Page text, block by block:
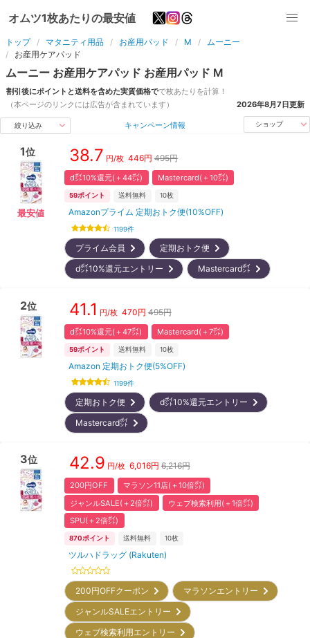
オムツ1枚あたりの最安値
トップ マタニティ用品 お産用パッド M
ムーニー
お産用ケアパッド
ムーニー お産用ケアパッド お産用パッド M
割引後にポイントと送料を含めた実質価格でで枚あたりを計算！
（本ページのリンクには広告が含まれています）
2026年8月7日更新
絞り込み キャンペーン情報 ショップ
1位
最安値
38.7 円/枚 446円 495円
d㌽10%還元(＋44㌽) Mastercard(＋10㌽)
59ポイント 送料無料 10枚
Amazonプライム 定期おトク便(10%OFF)
1199件
プライム会員
定期おトク便
d㌽10%還元エントリー
Mastercard㌽
2位 41.1 円/枚 470円 495円
d㌽10%還元(＋47㌽) Mastercard(＋7㌽)
59ポイント 送料無料 10枚
Amazon 定期おトク便(5%OFF)
1199件
定期おトク便
d㌽10%還元エントリー
Mastercard㌽
3位 42.9 円/枚 6,016円 6,216円
200円OFF
マラソン11店(＋10倍㌽)
ジャンルSALE(＋2倍㌽)
ウェブ検索利用(＋1倍㌽)
SPU(＋2倍㌽)
870ポイント 送料無料 10枚
ツルハドラッグ (Rakuten)
200円OFFクーポン
マラソンエントリー
ジャンルSALEエントリー
ウェブ検索利用エントリー